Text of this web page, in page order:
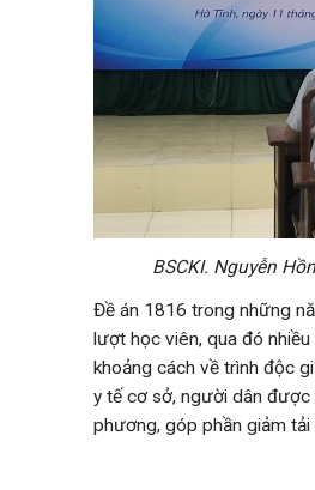
BSCKI. Nguyễn
Đề án 1816 trong những
lượt học viên, qua đó
khoảng cách về trình độc
y tế cơ sở, người dân
phương, góp phần giảm tải